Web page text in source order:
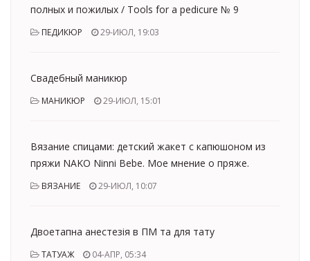
полных и пожилых / Tools for a pedicure № 9
ПЕДИКЮР 29-ИЮЛ, 19:03
Свадебный маникюр
МАНИКЮР 29-ИЮЛ, 15:01
Вязание спицами: детский жакет с капюшоном из
пряжи NAKO Ninni Bebe. Мое мнение о пряже.
ВЯЗАНИЕ 29-ИЮЛ, 10:07
Двоетапна анестезія в ПМ та для тату
ТАТУАЖ 04-АПР, 05:34